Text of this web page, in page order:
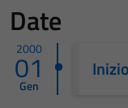
Date
2000
01
Gen